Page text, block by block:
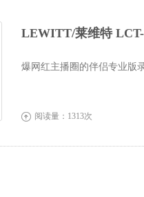
LEWITT/莱维特
爆网红主播圈的伴侣专业版
 阅读量：1313次